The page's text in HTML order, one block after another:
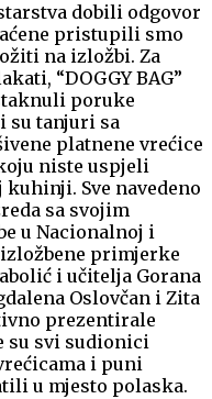
dobili odgovor
pristupili smo
na izložbi. Za
“DOGGY BAG”
poruke
su tanjuri sa
platnene vrećice
niste uspjeli
Sve navedeno
sa svojim
u Nacionalnoj i
primjerke
i učitelja Gorana
Oslovčan i Zita
prezentirale
su svi sudionici
i puni
u mjesto polaska.